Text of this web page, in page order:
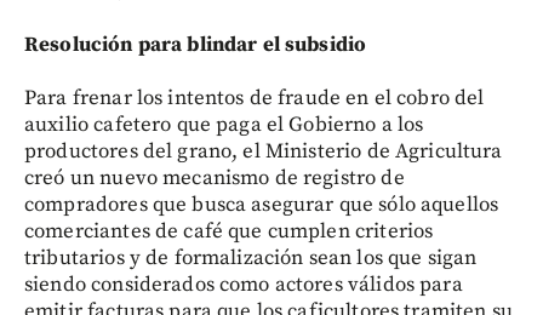
Resolución para blindar el subsidio
Para frenar los intentos de fraude en el cobro del
auxilio cafetero que paga el Gobierno a los
productores del grano, el Ministerio de Agricultura
creó un nuevo mecanismo de registro de
compradores que busca asegurar que sólo aquellos
comerciantes de café que cumplen criterios
tributarios y de formalización sean los que sigan
siendo considerados como actores válidos para